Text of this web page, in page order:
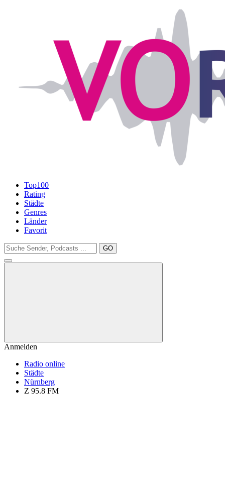
Top100
Rating
Städte
Genres
Länder
Favorit
GO
Anmelden
Radio online
Städte
Nürnberg
Z 95.8 FM